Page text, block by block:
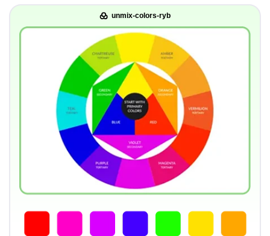
unmix-colors-ryb